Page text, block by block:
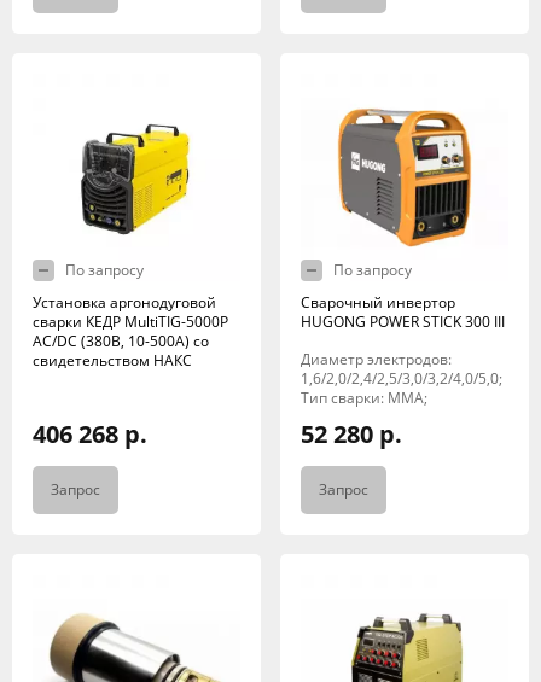
По запросу
Установка аргонодуговой
сварки КЕДР MultiTIG-5000P
AC/DC (380В, 10-500А) со
свидетельством НАКС
406 268 р.
Запрос
По запросу
Сварочный инвертор
HUGONG POWER STICK 300 III
Диаметр электродов:
1,6/2,0/2,4/2,5/3,0/3,2/4,0/5,0;
Тип сварки: MMA;
52 280 р.
Запрос